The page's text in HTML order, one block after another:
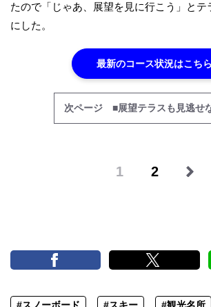
たので「じゃあ、展望を見に行こう」とテ
にした。
最新のコース状況はこちら
次ページ ■展望テラスも見逃せ
1 2
#スノーボード #スキー #観光名所